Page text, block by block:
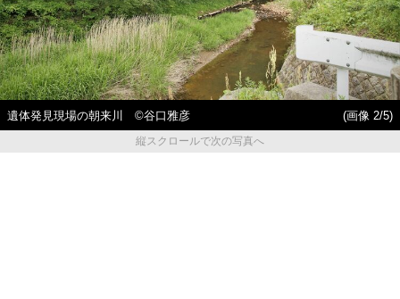
遺体発見現場の朝来川 ©谷口雅彦
(画像 2/5)
縦スクロールで次の写真へ